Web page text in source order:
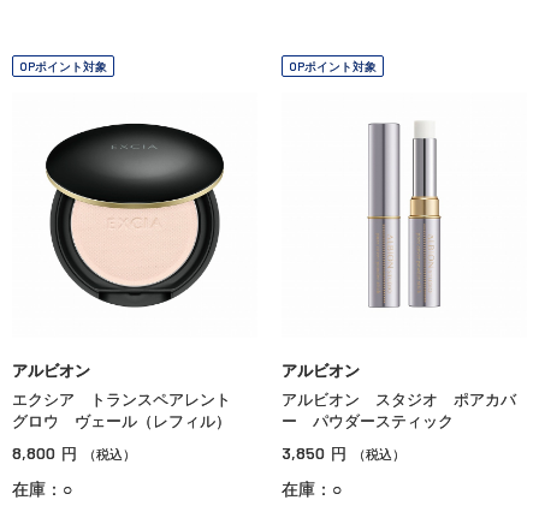
OPポイント対象
アルビオン
エクシア トランスペアレント
グロウ ヴェール（レフィル）
8,800 円 （税込）
在庫：○
OPポイント対象
アルビオン
アルビオン スタジオ ポアカバ
ー パウダースティック
3,850 円 （税込）
在庫：○